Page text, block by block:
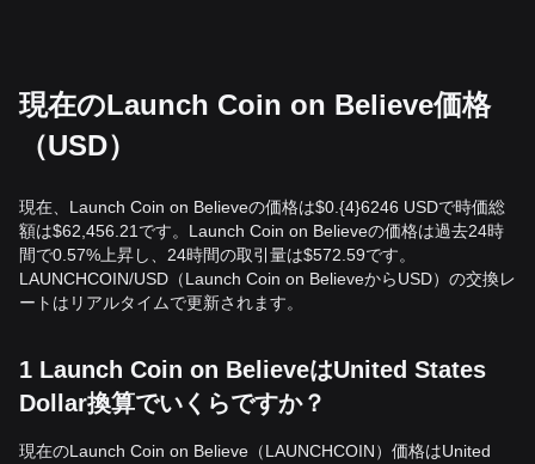
現在のLaunch Coin on Believe価格
（USD）
現在、Launch Coin on Believeの価格は$0.{​4}6246 USDで時価総
額は$62,456.21です。Launch Coin on Believeの価格は過去24時
間で0.57%上昇し、24時間の取引量は$572.59です。
LAUNCHCOIN/USD（Launch Coin on BelieveからUSD）の交換レ
ートはリアルタイムで更新されます。
1 Launch Coin on BelieveはUnited States
Dollar換算でいくらですか？
現在のLaunch Coin on Believe（LAUNCHCOIN）価格はUnited